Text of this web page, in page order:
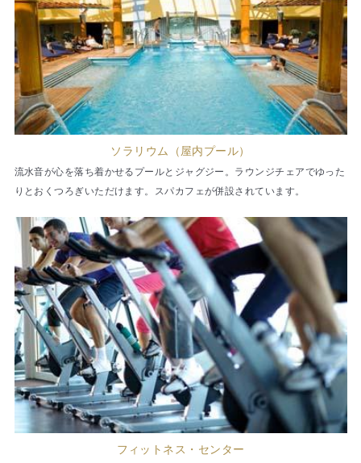
ソラリウム（屋内プール）
流水音が心を落ち着かせるプールとジャグジー。ラウンジチェアでゆった
りとおくつろぎいただけます。スパカフェが併設されています。
フィットネス・センター